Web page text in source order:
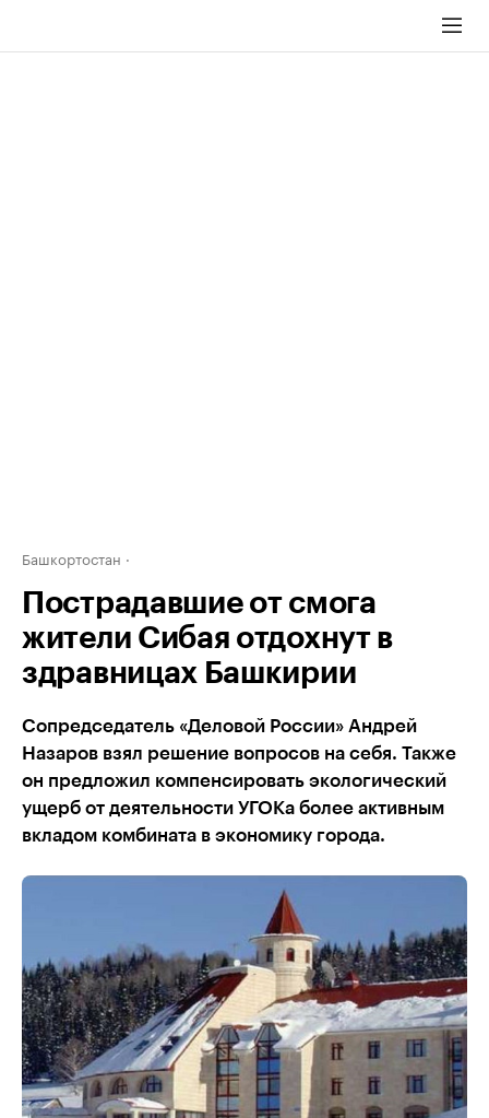
Башкортостан
Пострадавшие от смога
жители Сибая отдохнут в
здравницах Башкирии
Сопредседатель «Деловой России» Андрей
Назаров взял решение вопросов на себя. Также
он предложил компенсировать экологический
ущерб от деятельности УГОКа более активным
вкладом комбината в экономику города.